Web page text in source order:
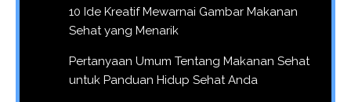
10 Ide Kreatif Mewarnai Gambar Makanan
Sehat yang Menarik
Pertanyaan Umum Tentang Makanan Sehat
untuk Panduan Hidup Sehat Anda